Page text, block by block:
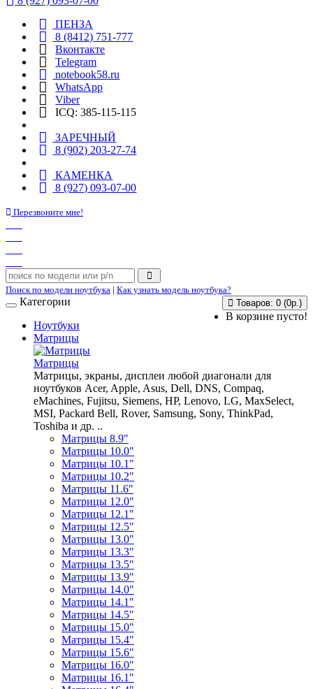
ПЕНЗА
8 (8412) 751-777
Вконтакте
Telegram
notebook58.ru
WhatsApp
Viber
ICQ: 385-115-115
ЗАРЕЧНЫЙ
8 (902) 203-27-74
КАМЕНКА
8 (927) 093-07-00
Перезвоните мне!
Поиск по модели ноутбука | Как узнать модель ноутбука?
Товаров: 0 (0р.)
В корзине пусто!
Категории
Ноутбуки
Матрицы
Матрицы
Матрицы, экраны, дисплеи любой диагонали для
ноутбуков Acer, Apple, Asus, Dell, DNS, Compaq,
eMachines, Fujitsu, Siemens, HP, Lenovo, LG, MaxSelect,
MSI, Packard Bell, Rover, Samsung, Sony, ThinkPad,
Toshiba и др. ..
Матрицы 8.9"
Матрицы 10.0"
Матрицы 10.1"
Матрицы 10.2"
Матрицы 11.6"
Матрицы 12.0"
Матрицы 12.1"
Матрицы 12.5"
Матрицы 13.0"
Матрицы 13.3"
Матрицы 13.5"
Матрицы 13.9"
Матрицы 14.0"
Матрицы 14.1"
Матрицы 14.5"
Матрицы 15.0"
Матрицы 15.4"
Матрицы 15.6"
Матрицы 16.0"
Матрицы 16.1"